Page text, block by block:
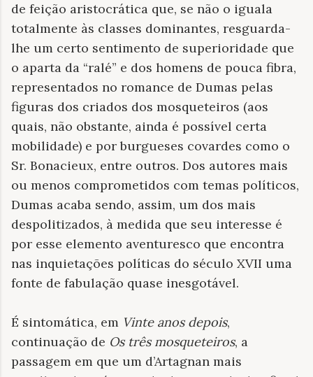
de feição aristocrática que, se não o iguala
totalmente às classes dominantes, resguarda-
lhe um certo sentimento de superioridade que
o aparta da “ralé” e dos homens de pouca fibra,
representados no romance de Dumas pelas
figuras dos criados dos mosqueteiros (aos
quais, não obstante, ainda é possível certa
mobilidade) e por burgueses covardes como o
Sr. Bonacieux, entre outros. Dos autores mais
ou menos comprometidos com temas políticos,
Dumas acaba sendo, assim, um dos mais
despolitizados, à medida que seu interesse é
por esse elemento aventuresco que encontra
nas inquietações políticas do século XVII uma
fonte de fabulação quase inesgotável.
É sintomática, em Vinte anos depois,
continuação de Os três mosqueteiros, a
passagem em que um d’Artagnan mais